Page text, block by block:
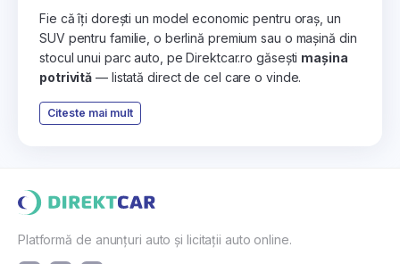
Fie că îți dorești un model economic pentru oraș, un
SUV pentru familie, o berlină premium sau o mașină din
stocul unui parc auto, pe Direktcar.ro găsești mașina
potrivită — listată direct de cel care o vinde.
Citeste mai mult
Platformă de anunțuri auto și licitații auto online.